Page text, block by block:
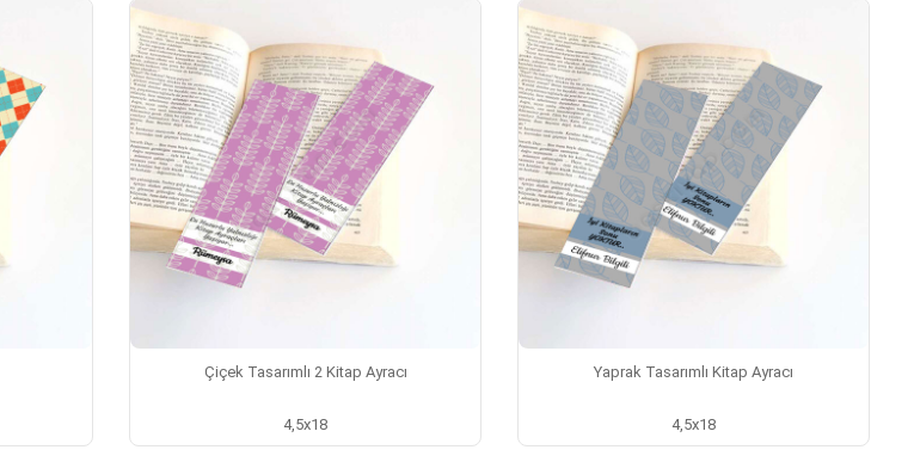
Çiçek Tasarımlı 2 Kitap Ayracı
4,5x18
Yaprak Tasarımlı Kitap Ayracı
4,5x18